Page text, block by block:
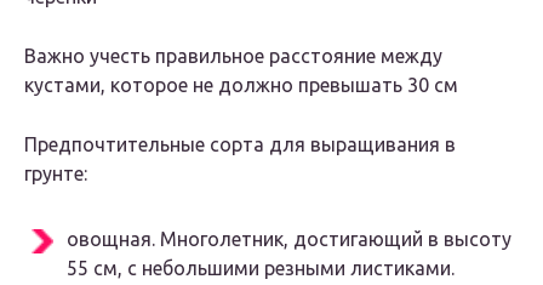
Важно учесть правильное расстояние между
кустами, которое не должно превышать 30 см
Предпочтительные сорта для выращивания в
грунте:
овощная. Многолетник, достигающий в высоту
55 см, с небольшими резными листиками.